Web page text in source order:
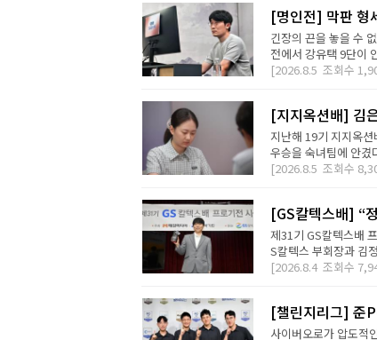
[명인전] 막판 형
긴장의 끈을 놓을 수
전에서 강유택 9단이
[2026.8.5 조회수
[지지옥션배] 김
지난해 19기 지지옥
우승을 숙녀팀에 안겼
[2026.8.5 조회수
[GS칼텍스배] “
제31기 GS칼텍스배
S칼텍스 부회장과 김
[2026.8.4 조회수
[챌린지리그] 준
사이버오로가 압도적